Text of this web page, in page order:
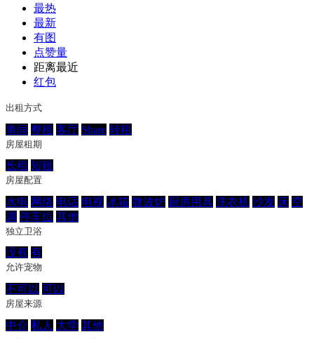
最热
最新
有图
点赞量
距离最近
红包
出租方式
单间 整租 客厅 Share 转租
房屋租期
长租 短租
房屋配置
水电 网络 电话 电视 冰箱 微波炉 厨房用具 洗衣机 沙发 床 空
调 停车位 其他
独立卫浴
没有 有
允许宠物
不可以 可以
房屋来源
中介 私人 大学 其他